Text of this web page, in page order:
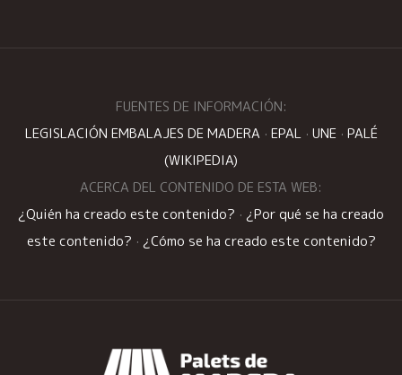
FUENTES DE INFORMACIÓN:
LEGISLACIÓN EMBALAJES DE MADERA · EPAL· UNE · PALÉ
(WIKIPEDIA)
ACERCA DEL CONTENIDO DE ESTA WEB:
¿Quién ha creado este contenido? · ¿Por qué se ha creado
este contenido? · ¿Cómo se ha creado este contenido?